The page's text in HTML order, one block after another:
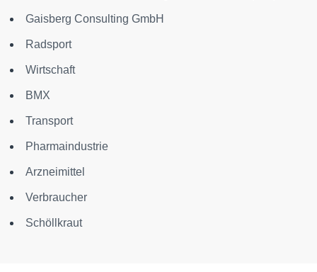
Gaisberg Consulting GmbH
Radsport
Wirtschaft
BMX
Transport
Pharmaindustrie
Arzneimittel
Verbraucher
Schöllkraut